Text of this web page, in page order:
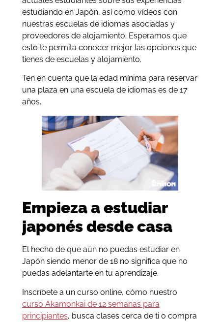
estudiando en Japón, así como vídeos con
nuestras escuelas de idiomas asociadas y
proveedores de alojamiento. Esperamos que
esto te permita conocer mejor las opciones que
tienes de escuelas y alojamiento.
Ten en cuenta que la edad mínima para reservar
una plaza en una escuela de idiomas es de 17
años.
Empieza a estudiar
japonés desde casa
El hecho de que aún no puedas estudiar en
Japón siendo menor de 18 no significa que no
puedas adelantarte en tu aprendizaje.
Inscríbete a un curso online, cómo nuestro
curso Akamonkai de 12 semanas para
principiantes, busca clases cerca de ti o compra